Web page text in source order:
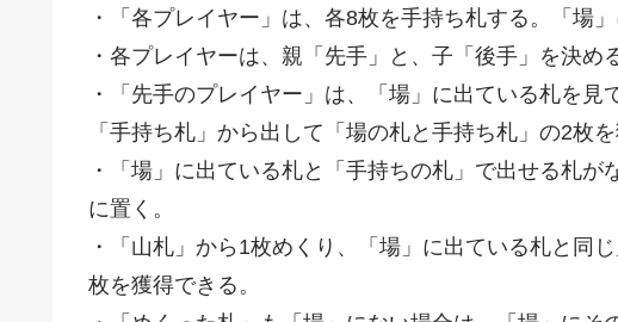
・「各プレイヤー」は、各8枚を手持ち札する。「場
・各プレイヤーは、親「先手」と、子「後手」を決め
・「先手のプレイヤー」は、「場」に出ている札を
「手持ち札」から出して「場の札と手持ち札」の2枚を
・「場」に出ている札と「手持ちの札」で出せる札が
に置く。
・「山札」から1枚めくり、「場」に出ている札と同
枚を獲得できる。